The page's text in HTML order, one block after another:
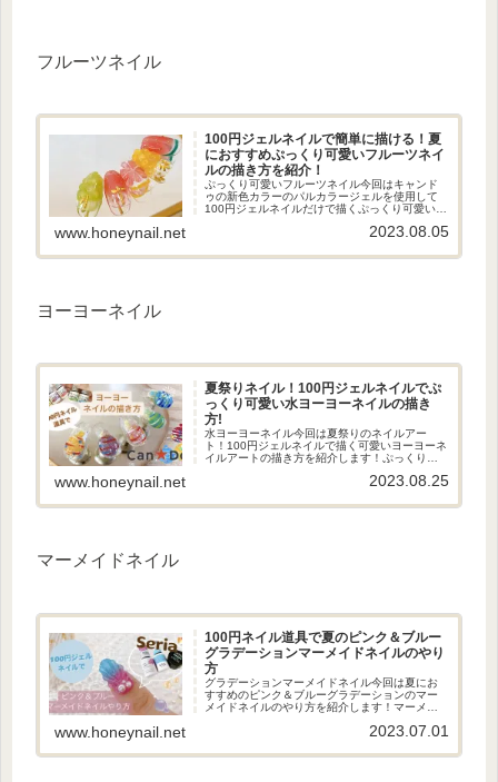
フルーツネイル
100円ジェルネイルで簡単に描ける！夏
におすすめぷっくり可愛いフルーツネイ
ルの描き方を紹介！
ぷっくり可愛いフルーツネイル今回はキャンド
ゥの新色カラーのパルカラージェルを使用して
100円ジェルネイルだけで描くぷっくり可愛いフ
カラージェルはこちらで紹介してます＊100円ジ
www.honeynail.net 2023.08.05
ヨーヨーネイル
夏祭りネイル！100円ジェルネイルでぷ
っくり可愛い水ヨーヨーネイルの描き
方!
水ヨーヨーネイル今回は夏祭りのネイルアー
ト！100円ジェルネイルで描く可愛いヨーヨーネ
イルアートの描き方を紹介します！ぷっくりネ
す！大人可愛いヨーヨーネイルはこちらでも紹
www.honeynail.net 2023.08.25
マーメイドネイル
100円ネイル道具で夏のピンク＆ブルー
グラデーションマーメイドネイルのやり
方
グラデーションマーメイドネイル今回は夏にお
すすめのピンク＆ブルーグラデーションのマー
メイドネイルのやり方を紹介します！マーメイ
可愛いネイルアートです！今回はピンクとブル
www.honeynail.net 2023.07.01